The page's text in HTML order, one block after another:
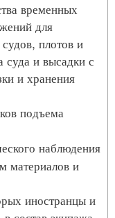
временных
для
плотов и
суда и высадки с
и хранения
подъема
наблюдения
материалов и
иностранцы и